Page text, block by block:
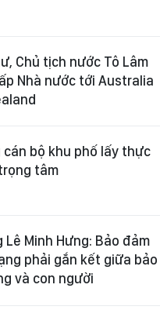
Chủ tịch nước Tô Lâm
Nhà nước tới Australia
cán bộ khu phố lấy thực
tâm
Minh Hưng: Bảo đảm
phải gắn kết giữa bảo
và con người